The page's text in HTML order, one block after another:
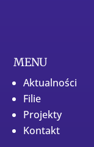
MENU
Aktualności
Filie
Projekty
Kontakt